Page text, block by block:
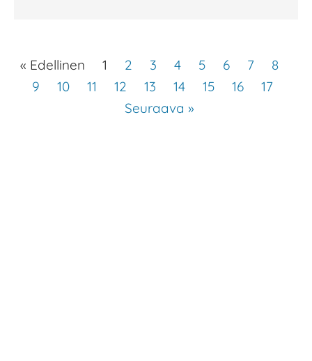
« Edellinen 1 2 3 4 5 6 7
8
9
10 11 12 13 14 15 16
17
Seuraava »